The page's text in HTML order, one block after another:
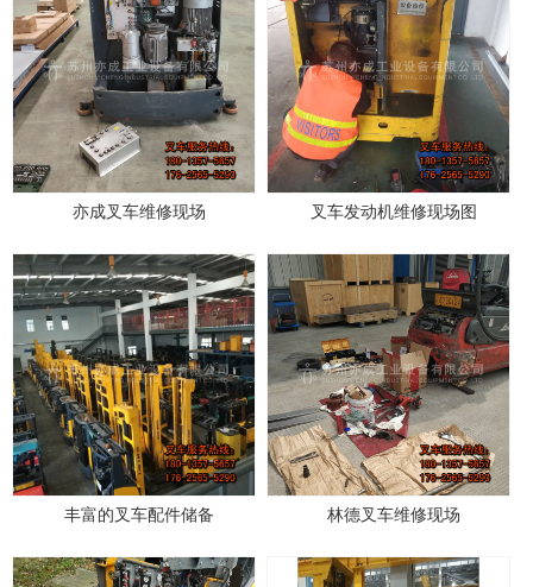
亦成叉车维修现场 叉车发动机维修现场图
丰富的叉车配件储备 林德叉车维修现场